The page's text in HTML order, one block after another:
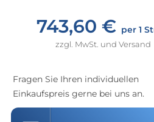
743,60 € per 1
zzgl. MwSt. und Versand
Fragen Sie Ihren individuellen
Einkaufspreis gerne bei uns an.